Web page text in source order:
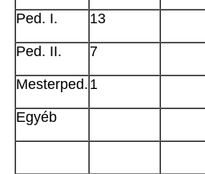
Ped. I. 13
Ped. II. 7
Mesterped. 1
Egyéb